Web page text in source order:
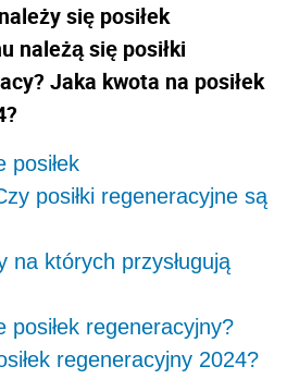
się posiłek
należą się posiłki
Jaka kwota na posiłek
posiłek
posiłki regeneracyjne są
na których przysługują
posiłek regeneracyjny?
regeneracyjny 2024?